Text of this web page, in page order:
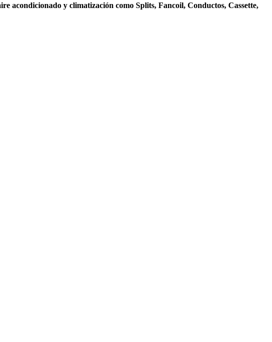
acondicionado y climatización como Splits, Fancoil, Conductos, Cassette,